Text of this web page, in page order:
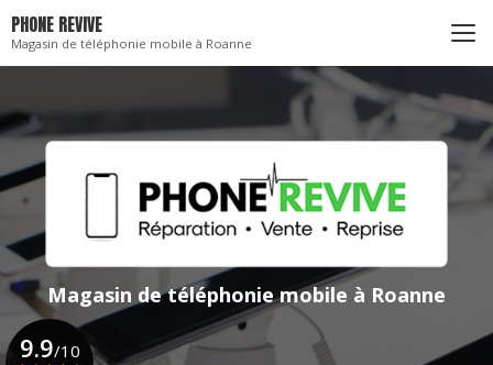
au
contenu
principal
PHONE REVIVE
Magasin de téléphonie mobile à Roanne
Magasin de téléphonie mobile à Roanne
9.9/10